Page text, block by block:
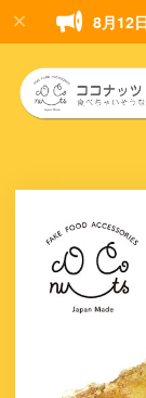
8月12